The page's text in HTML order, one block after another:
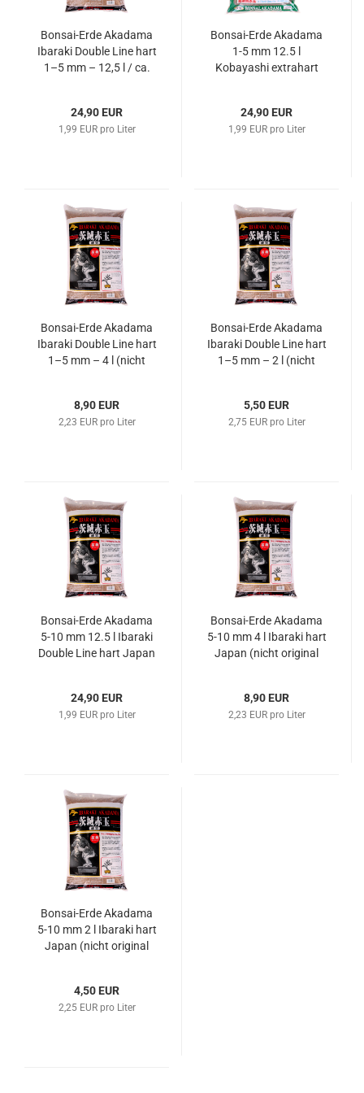
Bonsai-Erde Akadama
Ibaraki Double Line hart
1–5 mm – 12,5 l / ca.
24,90 EUR
1,99 EUR pro Liter
Bonsai-Erde Akadama
1-5 mm 12.5 l
Kobayashi extrahart
24,90 EUR
1,99 EUR pro Liter
Bonsai-Erde Akadama
Ibaraki Double Line hart
1–5 mm – 4 l (nicht
8,90 EUR
2,23 EUR pro Liter
Bonsai-Erde Akadama
Ibaraki Double Line hart
1–5 mm – 2 l (nicht
5,50 EUR
2,75 EUR pro Liter
Bonsai-Erde Akadama
5-10 mm 12.5 l Ibaraki
Double Line hart Japan
24,90 EUR
1,99 EUR pro Liter
Bonsai-Erde Akadama
5-10 mm 4 l Ibaraki hart
Japan (nicht original
8,90 EUR
2,23 EUR pro Liter
Bonsai-Erde Akadama
5-10 mm 2 l Ibaraki hart
Japan (nicht original
4,50 EUR
2,25 EUR pro Liter